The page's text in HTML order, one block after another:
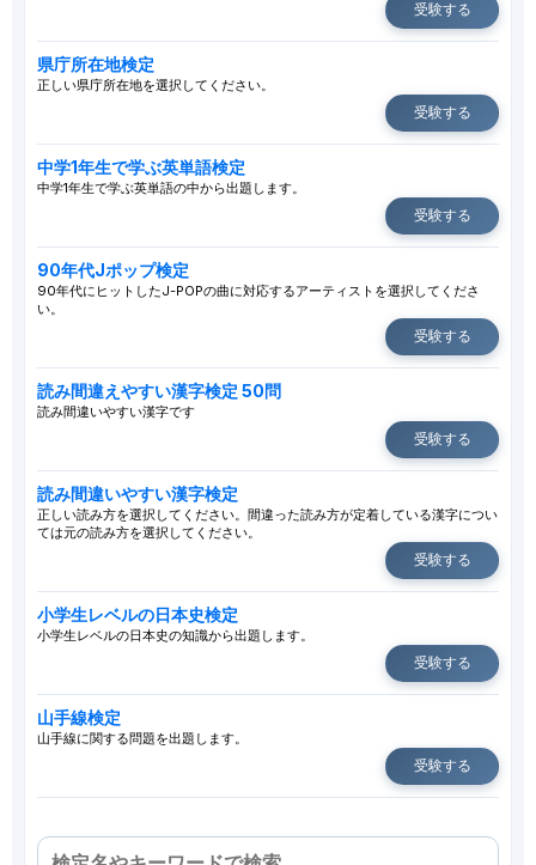
受験する
県庁所在地検定
正しい県庁所在地を選択してください。
受験する
中学1年生で学ぶ英単語検定
中学1年生で学ぶ英単語の中から出題します。
受験する
90年代Jポップ検定
90年代にヒットしたJ-POPの曲に対応するアーティストを選択してくださ
い。
受験する
読み間違えやすい漢字検定 50問
読み間違いやすい漢字です
受験する
読み間違いやすい漢字検定
正しい読み方を選択してください。間違った読み方が定着している漢字につい
ては元の読み方を選択してください。
受験する
小学生レベルの日本史検定
小学生レベルの日本史の知識から出題します。
受験する
山手線検定
山手線に関する問題を出題します。
受験する